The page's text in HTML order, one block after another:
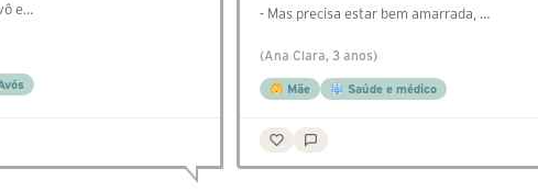
e…
- Mas precisa estar bem amarrada, …
(Ana Clara, 3 anos)
Mãe Saúde e médico